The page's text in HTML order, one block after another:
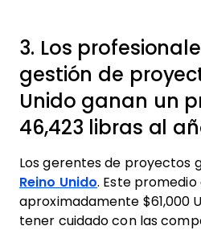
3. Los
gestión de
Unido ganan un
46,423 libras al
Los gerentes de proyectos
Reino Unido. Este promedio
aproximadamente $61,000
tener cuidado con las